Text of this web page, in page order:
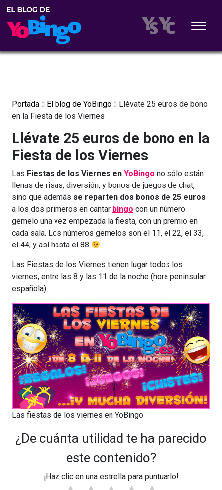
Portada El blog de YoBingo
Llévate 25 euros de bono
en la Fiesta de los Viernes
Llévate 25 euros de bono en la
Fiesta de los Viernes
Las Fiestas de los Viernes en YoBingo no sólo están
llenas de risas, diversión, y bonos de juegos de chat,
sino que además se reparten dos bonos de 25 euros
a los dos primeros en cantar bingo con un número
gemelo una vez empezada la fiesta, con un premio en
cada sala. Los números gemelos son el 11, el 22, el 33,
el 44, y así hasta el 88
Las Fiestas de los Viernes tienen lugar todos los
viernes, entre las 8 y las 11 de la noche (hora peninsular
española).
Las fiestas de los viernes en YoBingo
¿De cuánta utilidad te ha parecido
este contenido?
¡Haz clic en una estrella para puntuarlo!